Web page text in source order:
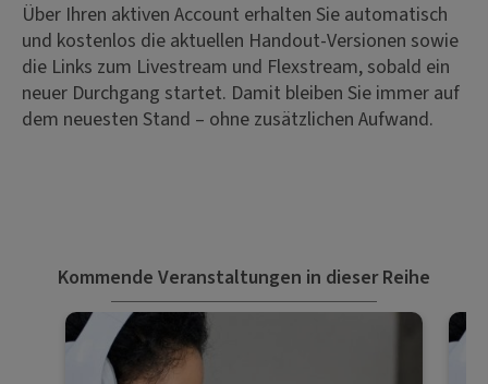
Über Ihren aktiven Account erhalten Sie automatisch
und kostenlos die aktuellen Handout-Versionen sowie
die Links zum Livestream und Flexstream, sobald ein
neuer Durchgang startet. Damit bleiben Sie immer auf
dem neuesten Stand – ohne zusätzlichen Aufwand.
Kommende Veranstaltungen in dieser Reihe